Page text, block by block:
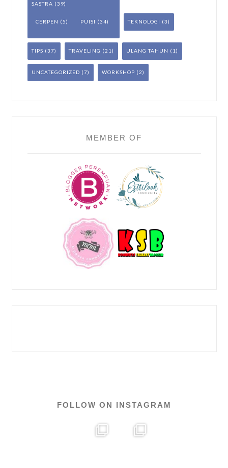
SASTRA (39)
CERPEN (5) PUISI (34) TEKNOLOGI (3)
TIPS (37) TRAVELING (21) ULANG TAHUN (1)
UNCATEGORIZED (7) WORKSHOP (2)
MEMBER OF
FOLLOW ON INSTAGRAM